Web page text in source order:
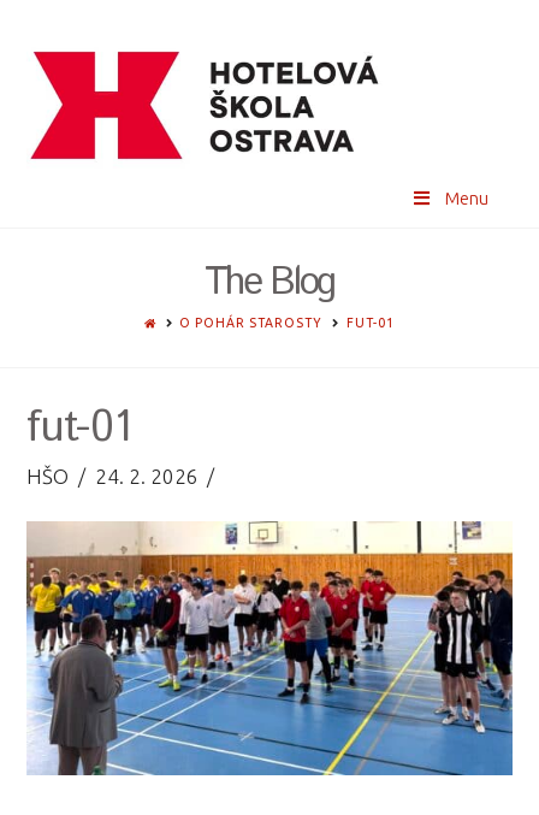
Menu
The Blog
HOMEO POHÁR STAROSTY FUT-01
fut-01
HŠO 24. 2. 2026